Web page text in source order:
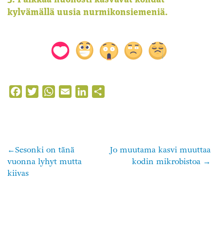
kylvämällä uusia nurmikonsiemeniä.
FacebookTwitterWhatsApp
Email LinkedIn
Artikkelien
selaus
Sesonki on tänä
vuonna lyhyt mutta
kiivas
Jo muutama kasvi muuttaa
kodin mikrobistoa